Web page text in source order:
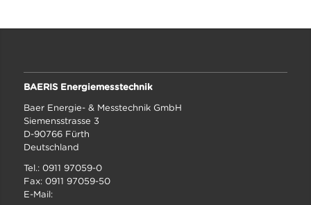
BAERIS Energiemesstechnik
Baer Energie- & Messtechnik GmbH
Siemensstrasse 3
D-90766 Fürth
Deutschland
Tel.: 0911 97059-0
Fax: 0911 97059-50
E-Mail: